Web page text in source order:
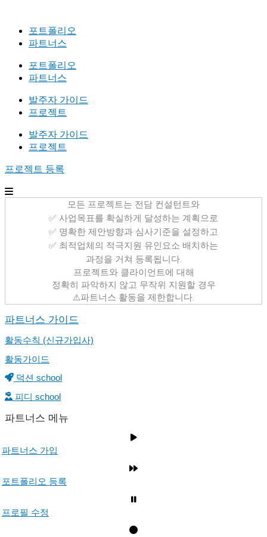
포트폴리오
파트너스
포트폴리오
파트너스
발주자 가이드
프로젝트
발주자 가이드
프로젝트
프로젝트 등록
모든 프로젝트는 전담 컨설턴트와
✅ 사업목표를 확실하게 달성하는 계획으로
✅ 명확한 제안방향과 심사기준을 설정하고
✅ 최적업체의 적극지원 유인요소 배치하는
과정을 거쳐 등록됩니다.
프로젝트와 클라이언트에 대해
정확히 파악하지 않고 무작위 지원할 경우
⚠️파트너스 활동을 제한합니다.
파트너스 가이드
활동수칙 (신규가입사)
활동가이드
덕션 school
피디 school
파트너스 메뉴
파트너스 가입
포트폴리오 등록
프로필 수정